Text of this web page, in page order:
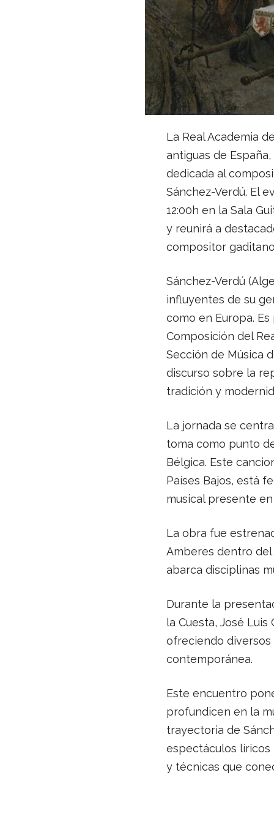
La Real Academia
antiguas de
dedicada al
Sánchez-Verdú. El
12:00h en la Sala
y reunirá a
compositor
Sánchez-Verdú
influyentes de su
como en Europa.
Composición del
Sección de Música
discurso sobre la
tradición y
La jornada se
toma como punto
Bélgica. Este
Países Bajos, está
musical presente
La obra fue
Amberes dentro del
abarca disciplinas
Durante la
la Cuesta, José
ofreciendo diversos
contemporánea.
Este encuentro
profundicen en la
trayectoria de
espectáculos líricos
y técnicas que